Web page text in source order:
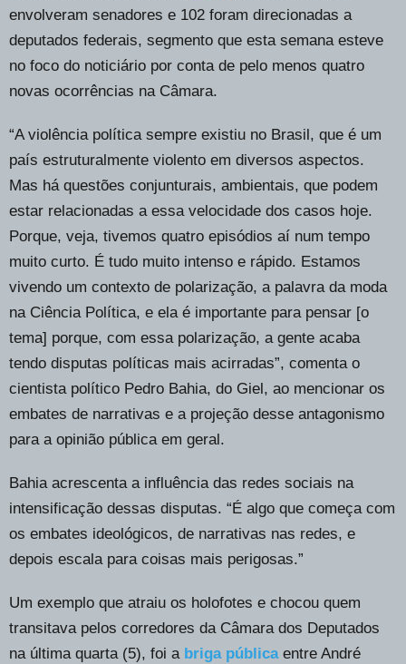
envolveram senadores e 102 foram direcionadas a
deputados federais, segmento que esta semana esteve
no foco do noticiário por conta de pelo menos quatro
novas ocorrências na Câmara.
“A violência política sempre existiu no Brasil, que é um
país estruturalmente violento em diversos aspectos.
Mas há questões conjunturais, ambientais, que podem
estar relacionadas a essa velocidade dos casos hoje.
Porque, veja, tivemos quatro episódios aí num tempo
muito curto. É tudo muito intenso e rápido. Estamos
vivendo um contexto de polarização, a palavra da moda
na Ciência Política, e ela é importante para pensar [o
tema] porque, com essa polarização, a gente acaba
tendo disputas políticas mais acirradas”, comenta o
cientista político Pedro Bahia, do Giel, ao mencionar os
embates de narrativas e a projeção desse antagonismo
para a opinião pública em geral.
Bahia acrescenta a influência das redes sociais na
intensificação dessas disputas. “É algo que começa com
os embates ideológicos, de narrativas nas redes, e
depois escala para coisas mais perigosas.”
Um exemplo que atraiu os holofotes e chocou quem
transitava pelos corredores da Câmara dos Deputados
na última quarta (5), foi a briga públicaentre André